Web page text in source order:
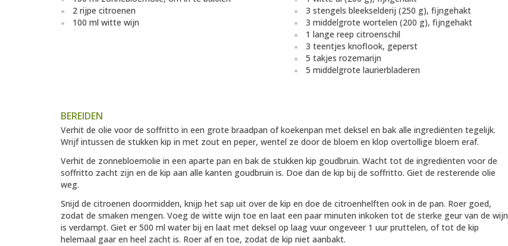
2 rijpe citroenen
100 ml witte wijn
3 stengels bleekselderij (250 g), fijngehakt
3 middelgrote wortelen (200 g), fijngehakt
1 lange reep citroenschil
3 teentjes knoflook, geperst
5 takjes rozemarijn
5 middelgrote laurierbladeren
BEREIDEN
Verhit de olie voor de soffritto in een grote braadpan of koekenpan met deksel en bak alle ingrediënten tegelijk.
Wrijf intussen de stukken kip in met zout en peper, wentel ze door de bloem en klop overtollige bloem eraf.
Verhit de zonnebloemolie in een aparte pan en bak de stukken kip goudbruin. Wacht tot de ingrediënten voor de
soffritto zacht zijn en de kip aan alle kanten goudbruin is. Doe dan de kip bij de soffritto. Giet de resterende olie
weg.
Snijd de citroenen doormidden, knijp het sap uit over de kip en doe de citroenhelften ook in de pan. Roer goed,
zodat de smaken mengen. Voeg de witte wijn toe en laat een paar minuten inkoken tot de sterke geur van de wijn
is verdampt. Giet er 500 ml water bij en laat met deksel op laag vuur ongeveer 1 uur pruttelen, of tot de kip
helemaal gaar en heel zacht is. Roer af en toe, zodat de kip niet aanbakt.